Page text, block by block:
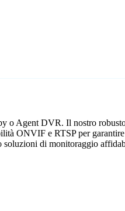
Agent DVR. Il nostro
ONVIF e RTSP per
soluzioni di monitoraggio